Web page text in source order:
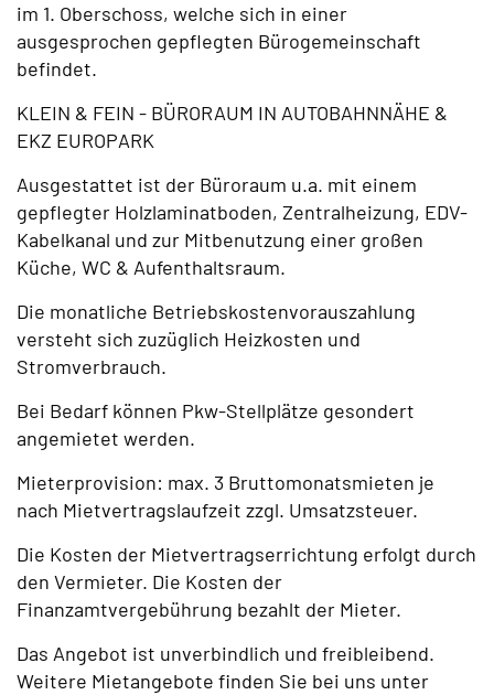
im 1. Oberschoss, welche sich in einer
ausgesprochen gepflegten Bürogemeinschaft
befindet.
KLEIN & FEIN - BÜRORAUM IN AUTOBAHNNÄHE &
EKZ EUROPARK
Ausgestattet ist der Büroraum u.a. mit einem
gepflegter Holzlaminatboden, Zentralheizung, EDV-
Kabelkanal und zur Mitbenutzung einer großen
Küche, WC & Aufenthaltsraum.
Die monatliche Betriebskostenvorauszahlung
versteht sich zuzüglich Heizkosten und
Stromverbrauch.
Bei Bedarf können Pkw-Stellplätze gesondert
angemietet werden.
Mieterprovision: max. 3 Bruttomonatsmieten je
nach Mietvertragslaufzeit zzgl. Umsatzsteuer.
Die Kosten der Mietvertragserrichtung erfolgt durch
den Vermieter. Die Kosten der
Finanzamtvergebührung bezahlt der Mieter.
Das Angebot ist unverbindlich und freibleibend.
Weitere Mietangebote finden Sie bei uns unter